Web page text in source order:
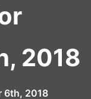
2018
6th, 2018